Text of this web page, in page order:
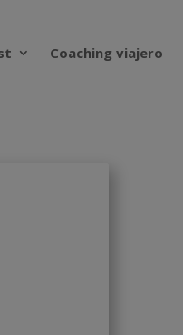
Coaching viajero